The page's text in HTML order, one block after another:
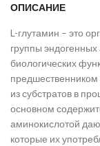
ОПИСАНИЕ
L-глутамин – это
группы
биологических
предшественником
из субстратов в
основном
аминокислотой
которые их